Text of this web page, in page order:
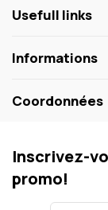
Usefull links
Informations
Coordonnées
Inscrivez-
promo!